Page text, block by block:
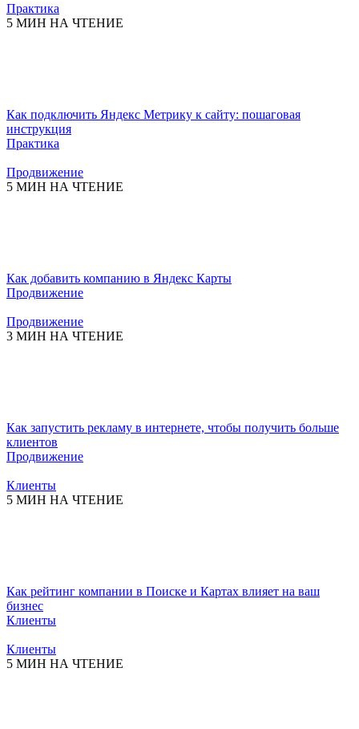
Практика
5 МИН НА ЧТЕНИЕ
Как подключить Яндекс Метрику к сайту: пошаговая
инструкция
Практика
Продвижение
5 МИН НА ЧТЕНИЕ
Как добавить компанию в Яндекс Карты
Продвижение
Продвижение
3 МИН НА ЧТЕНИЕ
Как запустить рекламу в интернете, чтобы получить больше
клиентов
Продвижение
Клиенты
5 МИН НА ЧТЕНИЕ
Как рейтинг компании в Поиске и Картах влияет на ваш
бизнес
Клиенты
Клиенты
5 МИН НА ЧТЕНИЕ